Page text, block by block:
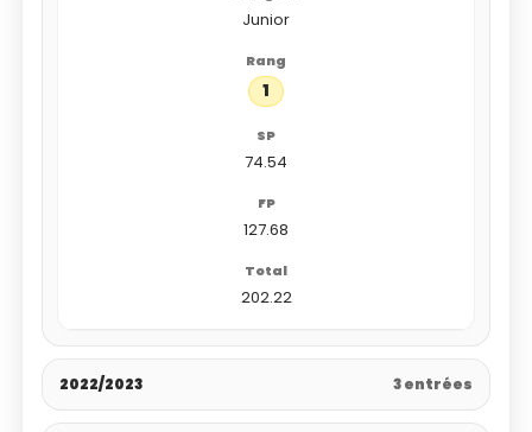
Junior
1
74.54
127.68
202.22
2022/2023 3 entrées